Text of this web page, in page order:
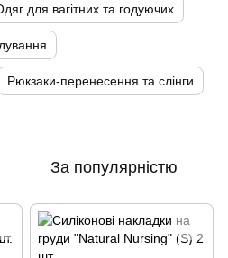
для вагітних та годуючих
Рюкзаки-перенесення та слінги
За популярністю